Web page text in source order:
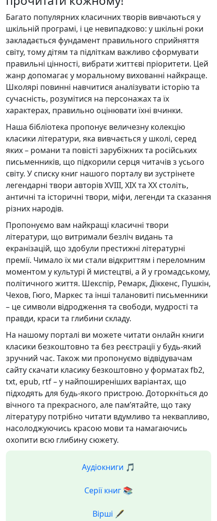
Багато популярних класичних творів вивчаються у
шкільній програмі, і це невипадково: у шкільні роки
закладається фундамент правильного сприйняття
світу, тому дітям та підліткам важливо сформувати
правильні цінності, вибрати життєві пріоритети. Цей
жанр допомагає у моральному вихованні найкраще.
Школярі повинні навчитися аналізувати історію та
сучасність, розумітися на персонажах та їх
характерах, правильно оцінювати їхні вчинки.
Наша бібліотека пропонує величезну колекцію
класики літератури, яка вивчається у школі, серед
яких – романи та повісті зарубіжних та російських
письменників, що підкорили серця читачів з усього
світу. У списку книг нашого порталу ви зустрінете
легендарні твори авторів XVIII, XIX та XX століть,
античні та історичні твори, міфи, легенди та сказання
різних народів.
Пропонуємо вам найкращі класичні твори
літератури, що витримали безліч видань та
екранізацій, що здобули престижні літературні
премії. Чимало їх ми стали відкриттям і переломним
моментом у культурі й мистецтві, а й у громадському,
політичного життя. Шекспір, Ремарк, Діккенс, Пушкін,
Чехов, Гюго, Маркес та інші талановиті письменники
– це символи відродження та свободи, мудрості та
правди, краси та глибини складу.
На нашому порталі ви можете читати онлайн книги
класики безкоштовно та без реєстрації у будь-який
зручний час. Також ми пропонуємо відвідувачам
сайту скачати класику безкоштовно у форматах fb2,
txt, epub, rtf – у найпоширеніших варіантах, що
підходять для будь-якого пристрою. Доторкніться до
вічного та прекрасного, але пам’ятайте, що таку
літературу потрібно читати вдумливо та неквапливо,
насолоджуючись красою мови та намагаючись
охопити всю глибину сюжету.
Аудіокниги 🎵
Серії книг 📚
Вірші 🖋️